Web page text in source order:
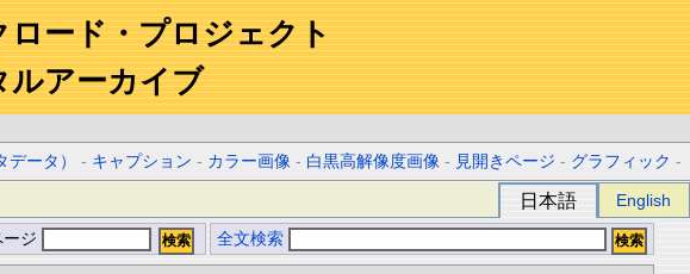
ロード・プロジェクト
ルアーカイブ
データ） - キャプション - カラー画像 - 白黒高解像度画像 - 見開きページ - グラフィック -
日本語 English
ージ 全文検索